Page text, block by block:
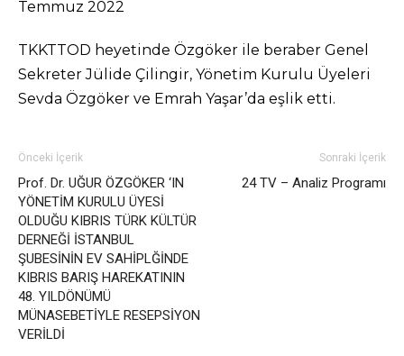
TKKTTOD heyetinde Özgöker ile beraber Genel
Sekreter Jülide Çilingir, Yönetim Kurulu Üyeleri
Sevda Özgöker ve Emrah Yaşar’da eşlik etti.
Önceki İçerik
Prof. Dr. UĞUR ÖZGÖKER ‘IN
YÖNETİM KURULU ÜYESİ
OLDUĞU KIBRIS TÜRK KÜLTÜR
DERNEĞİ İSTANBUL
ŞUBESİNİN EV SAHİPLĞİNDE
KIBRIS BARIŞ HAREKATININ
48. YILDÖNÜMÜ
MÜNASEBETİYLE RESEPSİYON
VERİLDİ
Sonraki İçerik
24 TV – Analiz Programı